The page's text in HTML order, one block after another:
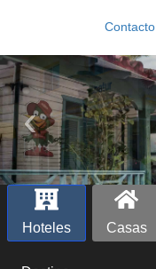
Contacto
‹
Hoteles Casas